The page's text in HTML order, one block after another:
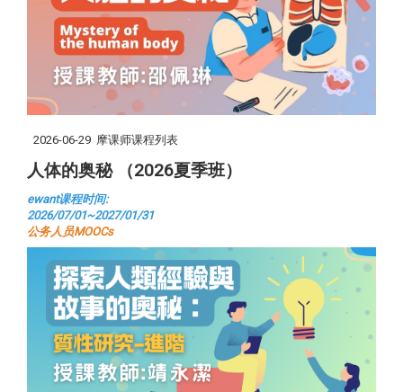
2026-06-29 摩课师课程列表
人体的奥秘 （2026夏季班）
ewant课程时间:
2026/07/01~2027/01/31
公务人员MOOCs